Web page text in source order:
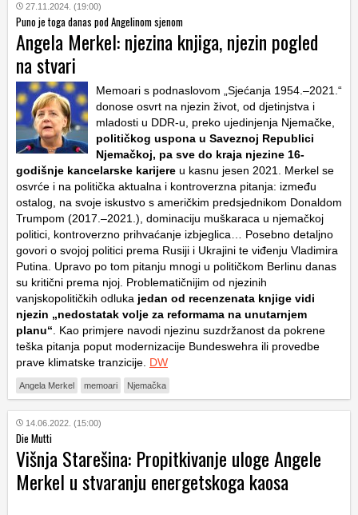
27.11.2024. (19:00)
Puno je toga danas pod Angelinom sjenom
Angela Merkel: njezina knjiga, njezin pogled
na stvari
Memoari s podnaslovom „Sjećanja 1954.–2021.“
donose osvrt na njezin život, od djetinjstva i
mladosti u DDR-u, preko ujedinjenja Njemačke,
političkog uspona u Saveznoj Republici
Njemačkoj, pa sve do kraja njezine 16-
godišnje kancelarske karijere u kasnu jesen 2021. Merkel se
osvrće i na politička aktualna i kontroverzna pitanja: između
ostalog, na svoje iskustvo s američkim predsjednikom Donaldom
Trumpom (2017.–2021.), dominaciju muškaraca u njemačkoj
politici, kontroverzno prihvaćanje izbjeglica… Posebno detaljno
govori o svojoj politici prema Rusiji i Ukrajini te viđenju Vladimira
Putina. Upravo po tom pitanju mnogi u političkom Berlinu danas
su kritični prema njoj. Problematičnijim od njezinih
vanjskopolitičkih odluka jedan od recenzenata knjige vidi
njezin „nedostatak volje za reformama na unutarnjem
planu“ . Kao primjere navodi njezinu suzdržanost da pokrene
teška pitanja poput modernizacije Bundeswehra ili provedbe
prave klimatske tranzicije. DW
Angela Merkel memoari Njemačka
14.06.2022. (15:00)
Die Mutti
Višnja Starešina: Propitkivanje uloge Angele
Merkel u stvaranju energetskoga kaosa